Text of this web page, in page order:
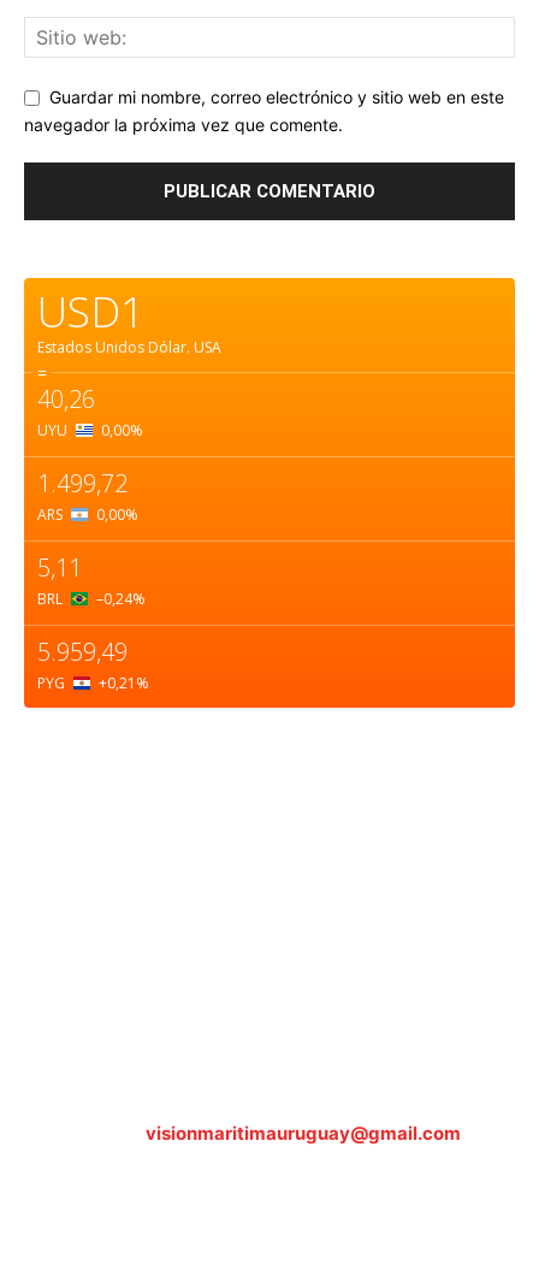
Guardar mi nombre, correo electrónico y sitio web en este
navegador la próxima vez que comente.
USD1
Estados Unidos Dólar. USA
=
40,26
UYU 0,00%
1.499,72
ARS 0,00%
5,11
BRL –0,24%
5.959,49
PYG +0,21 %
visionmaritimauruguay@gmail.com